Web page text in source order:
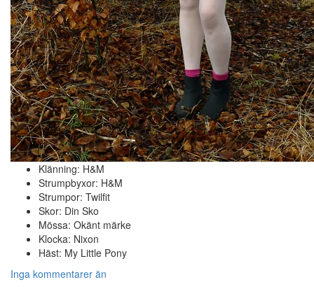
Klänning: H&M
Strumpbyxor: H&M
Strumpor: Twilfit
Skor: Din Sko
Mössa: Okänt märke
Klocka: Nixon
Häst: My Little Pony
Inga kommentarer än